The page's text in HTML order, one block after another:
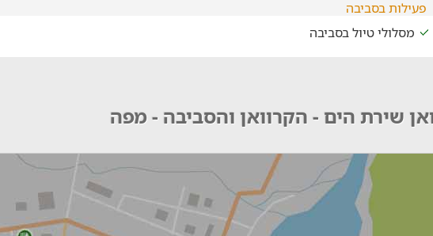
פעילות בסביבה
מסלולי טיול בסביבה
שירת הים - הקרוואן והסביבה - מפה